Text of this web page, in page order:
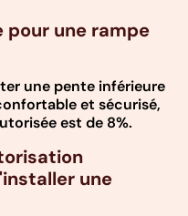
pour une rampe
une pente inférieure
et sécurisé,
est de 8%.
une